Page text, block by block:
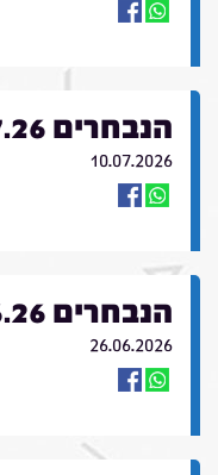
הנבחרים 10.7.26
10.07.2026
הנבחרים 26.6.26
26.06.2026